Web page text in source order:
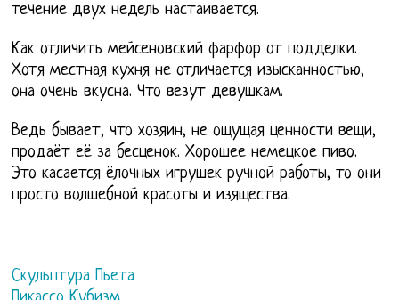
течение двух недель настаивается.
Как отличить мейсеновский фарфор от подделки.
Хотя местная кухня не отличается изысканностью,
она очень вкусна. Что везут девушкам.
Ведь бывает, что хозяин, не ощущая ценности вещи,
продаёт её за бесценок. Хорошее немецкое пиво.
Это касается ёлочных игрушек ручной работы, то они
просто волшебной красоты и изящества.
Скульптура Пьета